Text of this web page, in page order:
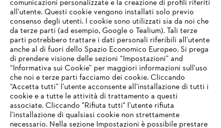
STIHL FAQ
Service
IHR BROWSER WIRD NICHT
UNTERSTÜTZT
Sie nutzen einen Browser, den wir noch nicht unterstützen. Für
comunicazioni personalizzate e la creazione di profili riferiti
all’utente. Questi cookie vengono installati solo previo
consenso degli utenti. I cookie sono utilizzati sia da noi che
da terze parti (ad esempio, Google o Tealium). Tali terze
parti potrebbero trattare i dati personali riferibili all’utente
anche al di fuori dello Spazio Economico Europeo. Si prega
di prendere visione delle sezioni “Impostazioni” and
“Informativa sui Cookie” per maggiori informazioni sull’uso
che noi e terze parti facciamo dei cookie. Cliccando
“Accetta tutti” l’utente acconsente all’installazione di tutti i
cookie e a tutte le attività di trattamento a questi
associate. Cliccando "Rifiuta tutti" l’utente rifiuta
l’installazione di qualsiasi cookie non strettamente
necessario. Nella sezione Impostazioni è possibile prestare